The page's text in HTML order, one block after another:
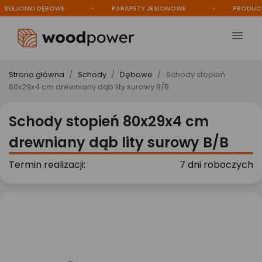
DĘBOWE PARAPETY JESIONOWE PRODUCENT

Strona główna Schody Dębowe
Schody stopień
80x29x4 cm drewniany dąb lity surowy B/B
Schody stopień 80x29x4 cm
drewniany dąb lity surowy B/B
Termin realizacji: 7 dni roboczych